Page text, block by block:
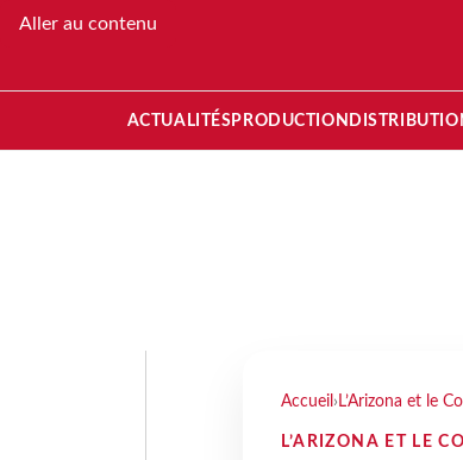
Aller au contenu
ACTUALITÉS PRODUCTION
Accueil › L’Arizona et le
L’ARIZONA ET LE